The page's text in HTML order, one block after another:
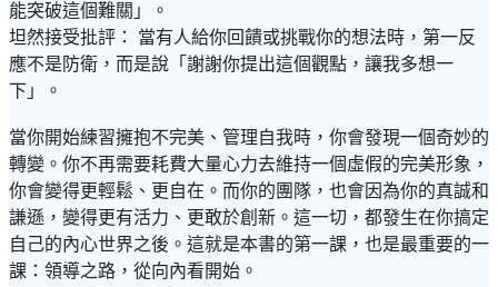
能突破這個難關」。
坦然接受批評： 當有人給你回饋或挑戰你的想法時，第一反
應不是防衛，而是說「謝謝你提出這個觀點，讓我多想一
下」。
當你開始練習擁抱不完美、管理自我時，你會發現一個奇妙的
轉變。你不再需要耗費大量心力去維持一個虛假的完美形象，
你會變得更輕鬆、更自在。而你的團隊，也會因為你的真誠和
謙遜，變得更有活力、更敢於創新。這一切，都發生在你搞定
自己的內心世界之後。這就是本書的第一課，也是最重要的一
課：領導之路，從向內看開始。